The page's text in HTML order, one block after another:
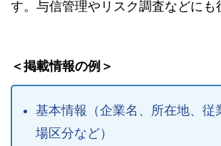
す。与信管理やリスク調査などにも
＜掲載情報の例＞
基本情報（企業名、所在地、従
場区分など）